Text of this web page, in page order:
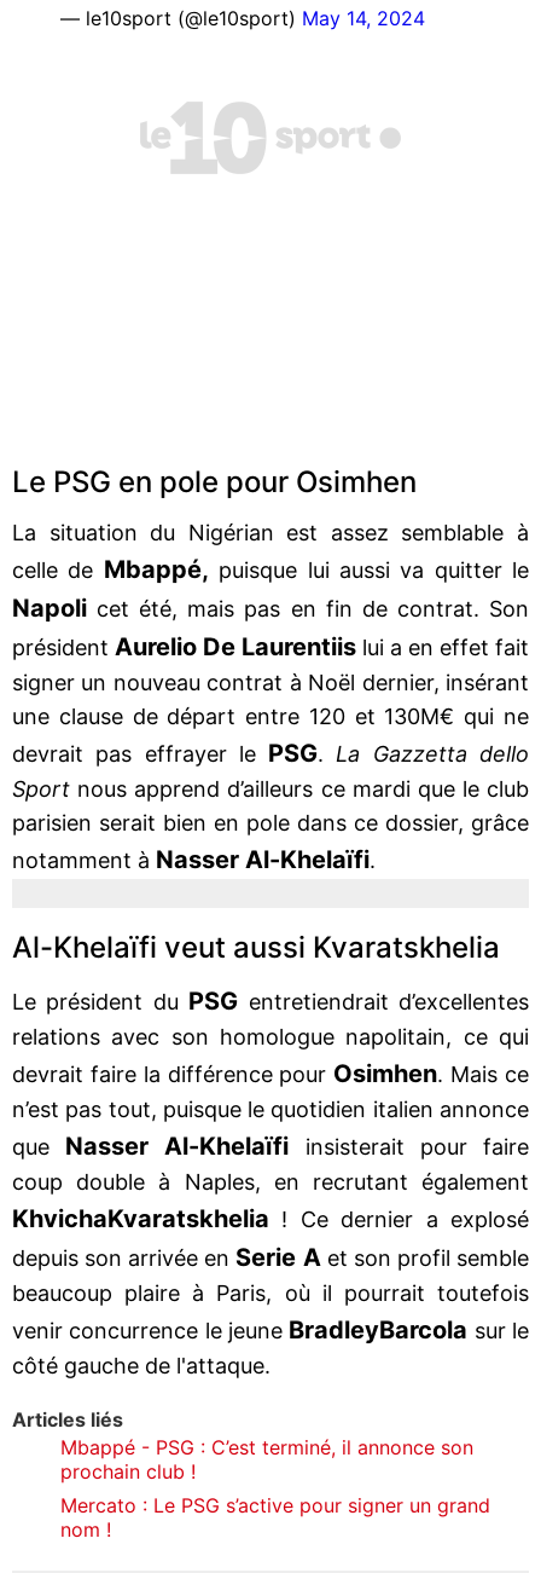
— le10sport (@le10sport) May 14, 2024
Le PSG en pole pour Osimhen
La situation du Nigérian est assez semblable à
celle de Mbappé, puisque lui aussi va quitter le
Napoli cet été, mais pas en fin de contrat. Son
président Aurelio De Laurentiis lui a en effet fait
signer un nouveau contrat à Noël dernier, insérant
une clause de départ entre 120 et 130M€ qui ne
devrait pas effrayer le PSG. La Gazzetta dello
Sport nous apprend d’ailleurs ce mardi que le club
parisien serait bien en pole dans ce dossier, grâce
notamment à Nasser Al-Khelaïfi.
Al-Khelaïfi veut aussi Kvaratskhelia
Le président du PSG entretiendrait d’excellentes
relations avec son homologue napolitain, ce qui
devrait faire la différence pour Osimhen. Mais ce
n’est pas tout, puisque le quotidien italien annonce
que Nasser Al-Khelaïfi insisterait pour faire
coup double à Naples, en recrutant également
KhvichaKvaratskhelia ! Ce dernier a explosé
depuis son arrivée en Serie A et son profil semble
beaucoup plaire à Paris, où il pourrait toutefois
venir concurrence le jeune BradleyBarcola sur le
côté gauche de l'attaque.
Articles liés
Mbappé - PSG : C’est terminé, il annonce son
prochain club !
Mercato : Le PSG s’active pour signer un grand
nom !